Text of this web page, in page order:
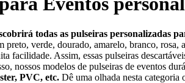
todas as pulseiras personalizadas
preto, verde, dourado, amarelo, branco,
facilidade. Assim, essas pulseiras
nossos modelos de pulseiras de eventos
PVC, etc. Dê uma olhada nesta categoria